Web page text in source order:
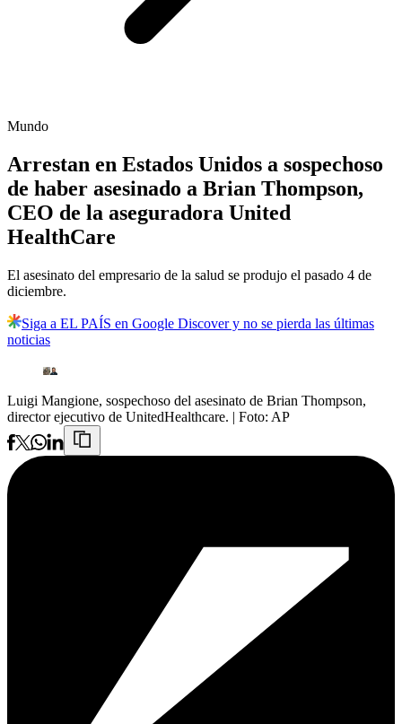
Mundo
Arrestan en Estados Unidos a sospechoso
de haber asesinado a Brian Thompson,
CEO de la aseguradora United
HealthCare
El asesinato del empresario de la salud se produjo el pasado 4 de
diciembre.
Siga a EL PAÍS en Google Discover y no se pierda las últimas
noticias
Luigi Mangione, sospechoso del asesinato de Brian Thompson,
director ejecutivo de UnitedHealthcare. | Foto: AP